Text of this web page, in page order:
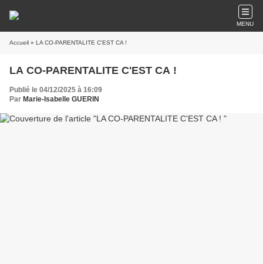
MENU
Accueil » LA CO-PARENTALITE C'EST CA !
LA CO-PARENTALITE C'EST CA !
Publié le 04/12/2025 à 16:09
Par Marie-Isabelle GUERIN